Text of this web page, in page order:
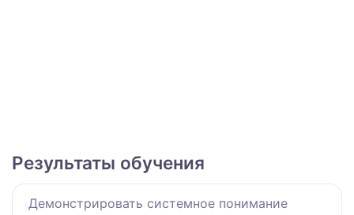
Результаты обучения
Демонстрировать системное понимание